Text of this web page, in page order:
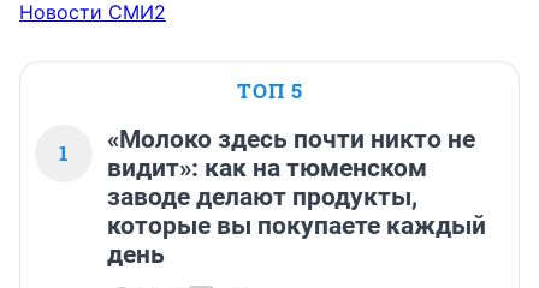
Новости СМИ2
ТОП 5
1
«Молоко здесь почти никто не
видит»: как на тюменском
заводе делают продукты,
которые вы покупаете каждый
день